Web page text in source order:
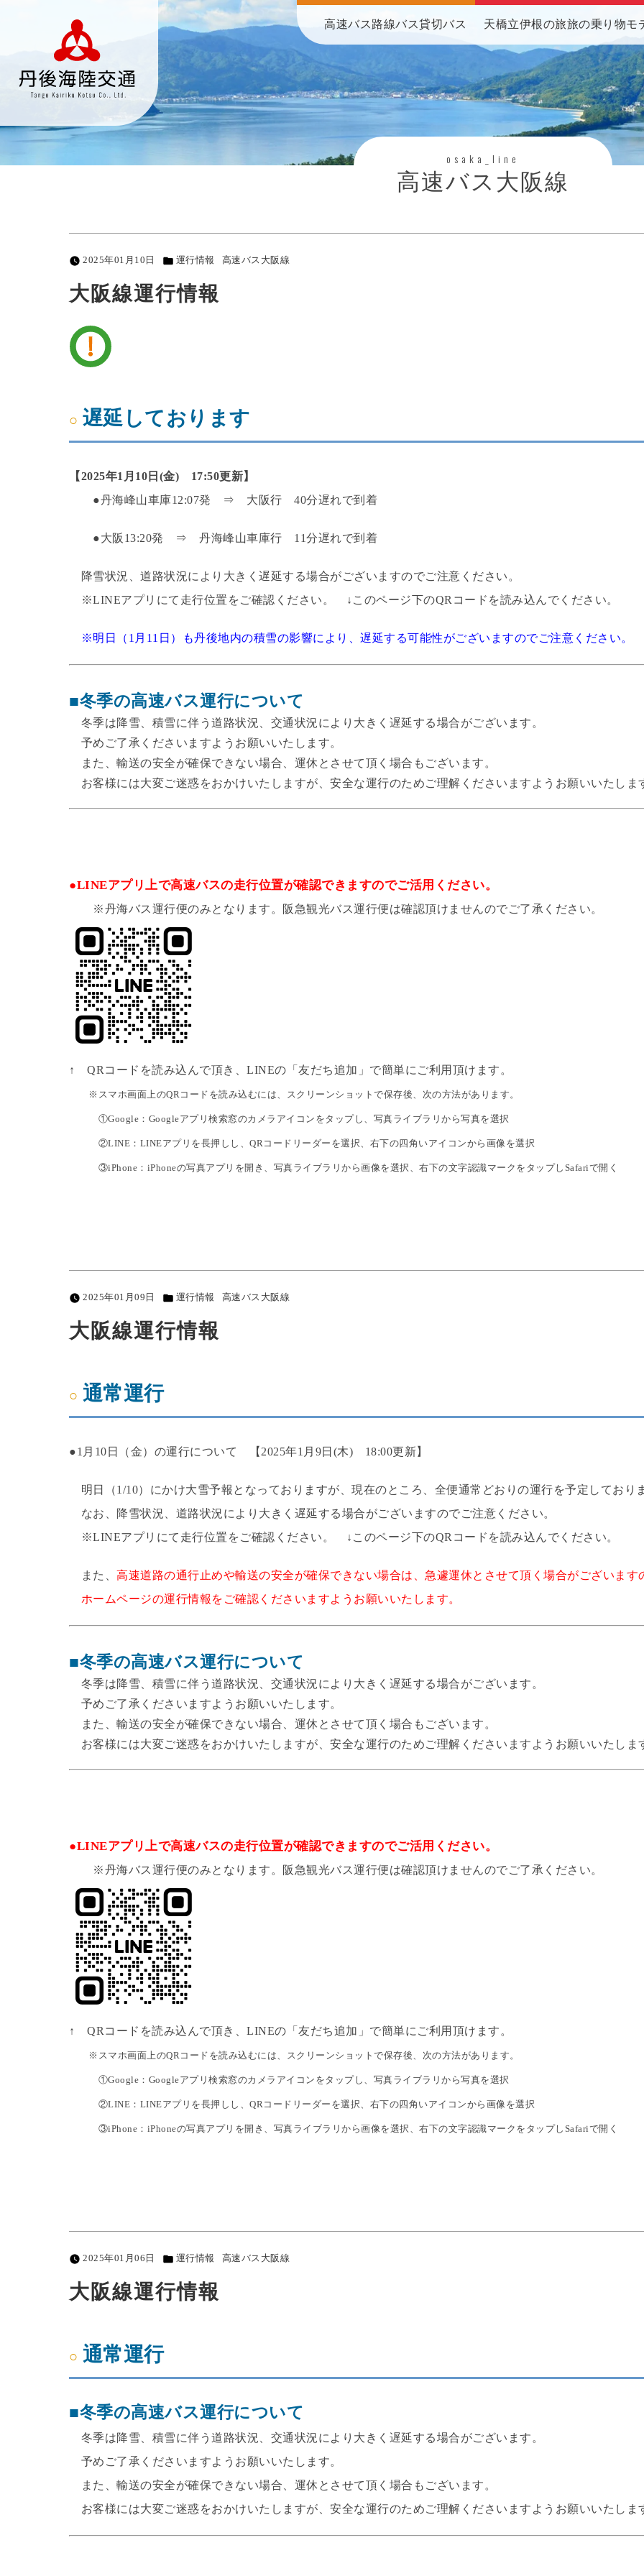
高速バス路線バス貸切バス 天橋立伊根の旅旅の乗り物モ
osaka_line
高速バス大阪線
2025年01月10日 運行情報 高速バス大阪線
大阪線運行情報
遅延しております
【2025年1月10日(金) 17:50更新】
●丹海峰山車庫12:07発 ⇒ 大阪行 40分遅れで到着
●大阪13:20発 ⇒ 丹海峰山車庫行 11分遅れで到着
降雪状況、道路状況により大きく遅延する場合がございますのでご注意ください。
※LINEアプリにて走行位置をご確認ください。 ↓このページ下のQRコードを読み込んでください。
※明日（1月11日）も丹後地内の積雪の影響により、遅延する可能性がございますのでご注意ください。
■冬季の高速バス運行について
冬季は降雪、積雪に伴う道路状況、交通状況により大きく遅延する場合がございます。
予めご了承くださいますようお願いいたします。
また、輸送の安全が確保できない場合、運休とさせて頂く場合もございます。
お客様には大変ご迷惑をおかけいたしますが、安全な運行のためご理解くださいますようお願いいたしま
●LINEアプリ上で高速バスの走行位置が確認できますのでご活用ください。
※丹海バス運行便のみとなります。阪急観光バス運行便は確認頂けませんのでご了承ください。
↑ QRコードを読み込んで頂き、LINEの「友だち追加」で簡単にご利用頂けます。
※スマホ画面上のQRコードを読み込むには、スクリーンショットで保存後、次の方法があります。
①Google：Googleアプリ検索窓のカメラアイコンをタップし、写真ライブラリから写真を選択
②LINE：LINEアプリを長押しし、QRコードリーダーを選択、右下の四角いアイコンから画像を選択
③iPhone：iPhoneの写真アプリを開き、写真ライブラリから画像を選択、右下の文字認識マークをタップしSafariで開く
2025年01月09日 運行情報 高速バス大阪線
大阪線運行情報
通常運行
●1月10日（金）の運行について 【2025年1月9日(木) 18:00更新】
明日（1/10）にかけ大雪予報となっておりますが、現在のところ、全便通常どおりの運行を予定しており
なお、降雪状況、道路状況により大きく遅延する場合がございますのでご注意ください。
※LINEアプリにて走行位置をご確認ください。 ↓このページ下のQRコードを読み込んでください。
また、 高速道路の通行止めや輸送の安全が確保できない場合は、急遽運休とさせて頂く場合がございます
ホームページの運行情報をご確認くださいますようお願いいたします。
■冬季の高速バス運行について
冬季は降雪、積雪に伴う道路状況、交通状況により大きく遅延する場合がございます。
予めご了承くださいますようお願いいたします。
また、輸送の安全が確保できない場合、運休とさせて頂く場合もございます。
お客様には大変ご迷惑をおかけいたしますが、安全な運行のためご理解くださいますようお願いいたしま
●LINEアプリ上で高速バスの走行位置が確認できますのでご活用ください。
※丹海バス運行便のみとなります。阪急観光バス運行便は確認頂けませんのでご了承ください。
↑ QRコードを読み込んで頂き、LINEの「友だち追加」で簡単にご利用頂けます。
※スマホ画面上のQRコードを読み込むには、スクリーンショットで保存後、次の方法があります。
①Google：Googleアプリ検索窓のカメラアイコンをタップし、写真ライブラリから写真を選択
②LINE：LINEアプリを長押しし、QRコードリーダーを選択、右下の四角いアイコンから画像を選択
③iPhone：iPhoneの写真アプリを開き、写真ライブラリから画像を選択、右下の文字認識マークをタップしSafariで開く
2025年01月06日 運行情報 高速バス大阪線
大阪線運行情報
通常運行
■冬季の高速バス運行について
冬季は降雪、積雪に伴う道路状況、交通状況により大きく遅延する場合がございます。
予めご了承くださいますようお願いいたします。
また、輸送の安全が確保できない場合、運休とさせて頂く場合もございます。
お客様には大変ご迷惑をおかけいたしますが、安全な運行のためご理解くださいますようお願いいたしま